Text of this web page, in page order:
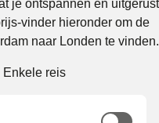
je ontspannen en uitgerust
vinder hieronder om de
naar Londen te vinden.
Enkele reis